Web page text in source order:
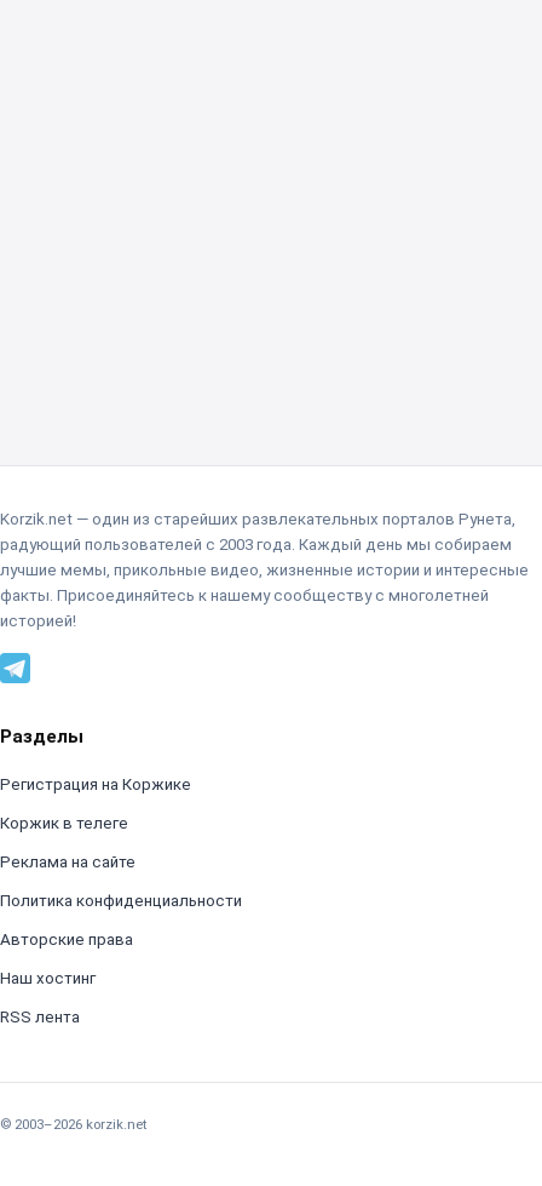
Korzik.net — один из старейших развлекательных порталов Рунета,
радующий пользователей с 2003 года. Каждый день мы собираем
лучшие мемы, прикольные видео, жизненные истории и интересные
факты. Присоединяйтесь к нашему сообществу с многолетней
историей!
Разделы
Регистрация на Коржике
Коржик в телеге
Реклама на сайте
Политика конфиденциальности
Авторские права
Наш хостинг
RSS лента
© 2003–2026 korzik.net